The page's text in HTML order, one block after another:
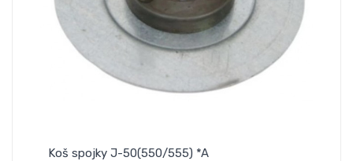
Koš spojky J-50(550/555) *A